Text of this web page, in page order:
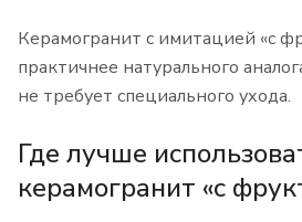
Керамогранит с имитацией «с
практичнее натурального
не требует специального ухода.
Где лучше
керамогранит «с